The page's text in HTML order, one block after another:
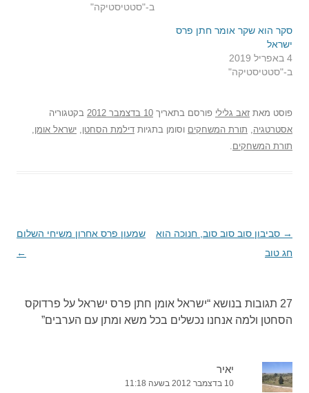
ב-"סטטיסטיקה"
סקר הוא שקר אומר חתן פרס
ישראל
4 באפריל 2019
ב-"סטטיסטיקה"
פוסט מאת זאב גלילי פורסם בתאריך 10 בדצמבר 2012
בקטגוריה
אסטרטגיה
תורת המשחקים וסומן בתגיות דילמת הסחטן ישראל אומן
תורת המשחקים
ניווט
בפוסטים
→ סביבון סוב סוב סוב, חנוכה הוא
חג טוב
שמעון פרס אחרון משיחי השלום
←
27 תגובות בנושא “
ישראל אומן חתן פרס ישראל על פרדוקס
הסחטן ולמה אנחנו נכשלים בכל משא ומתן עם הערבים”
יאיר
10 בדצמבר 2012 בשעה 11:18